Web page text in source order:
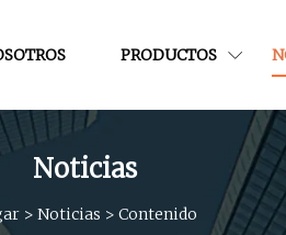
PRODUCTOS
Noticias
> Noticias > Contenido